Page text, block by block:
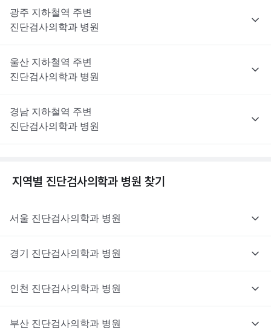
광주 지하철역 주변
진단검사의학과 병원
울산 지하철역 주변
진단검사의학과 병원
경남 지하철역 주변
진단검사의학과 병원
지역별 진단검사의학과 병원 찾기
서울 진단검사의학과 병원
경기 진단검사의학과 병원
인천 진단검사의학과 병원
부산 진단검사의학과 병원